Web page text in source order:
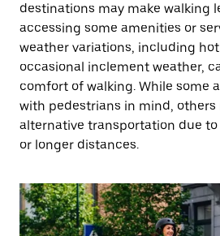
destinations may make walking
accessing some amenities or
weather variations, including
occasional inclement weather,
comfort of walking. While some
with pedestrians in mind, others
alternative transportation due
or longer distances.